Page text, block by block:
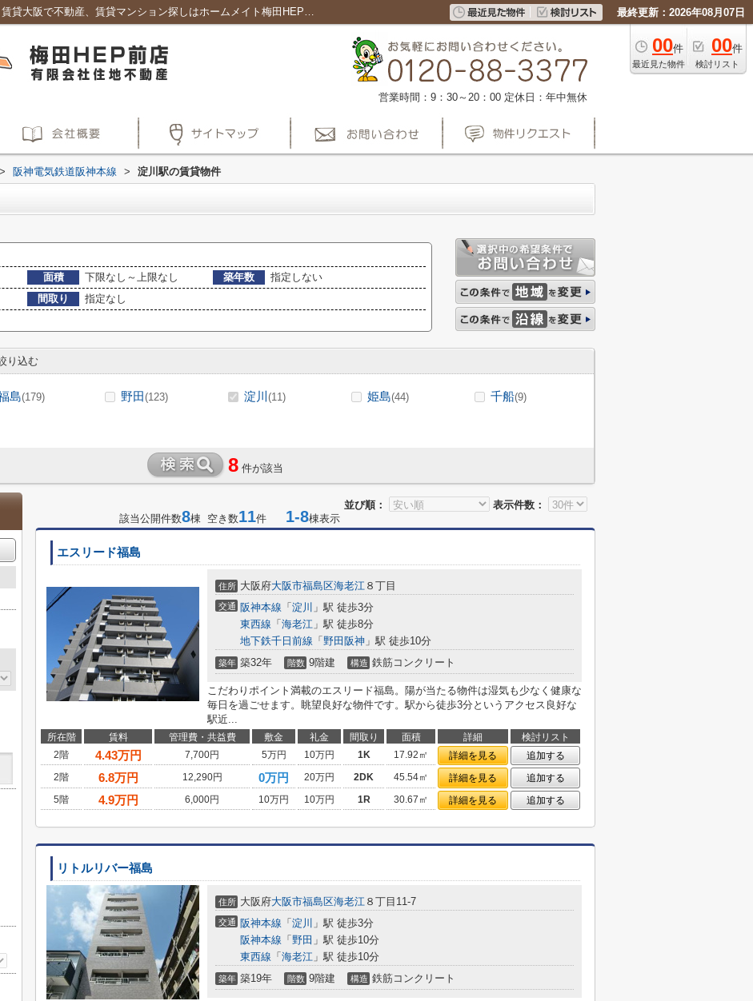
淀川駅の賃貸、店舗、事務所一覧｜賃貸大阪で不動産、賃貸マンション探しはホームメイト梅田HEP前店 最終更新：2026年08月07日
00件
最近見た物件
00件
検討リスト
営業時間：9：30～20：00 定休日：年中無休
> 阪神電気鉄道阪神本線 > 淀川駅の賃貸物件
面積 下限なし～上限なし 築年数
指定しない
間取り
指定なし
り込む
島(179) 野田(123) 淀川 (11) 姫島(44) 千船(9)
8 件が該当
並び順：
表示件数：
該当公開件数8棟 空き数11件 1-8棟表示
エスリード福島
住所 大阪府大阪市福島区海老江 ８丁目
交通 阪神本線 「 淀川 」駅 徒歩3分
東西線 「 海老江 」駅 徒歩8分
地下鉄千日前線 「 野田阪神 」駅 徒歩10分
築年 築32年 階数 9階建 構造 鉄筋コンクリート
こだわりポイント満載のエスリード福島。陽が当たる物件は湿気も少なく健康な
毎日を過ごせます。眺望良好な物件です。駅から徒歩3分というアクセス良好な
駅近...
所在階 賃料 管理費・共益費 敷金 礼金 間取り 面積 詳細
検討リスト
2階
4.43万円 7,700円 5万円 10万円 1K 17.92㎡ 詳細を見る
追加する
2階
6.8万円 12,290円 0万円 20万円 2DK 45.54㎡ 詳細を見る
追加する
5階
4.9万円 6,000円 10万円 10万円 1R 30.67㎡ 詳細を見る 追加する
リトルリバー福島
住所 大阪府大阪市福島区海老江 ８丁目11-7
交通 阪神本線 「 淀川 」駅 徒歩3分
阪神本線 「 野田 」駅 徒歩10分
東西線 「 海老江 」駅 徒歩10分
築年 築19年 階数 9階建 構造 鉄筋コンクリート